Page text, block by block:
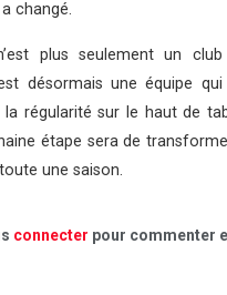
changé.
plus seulement un
désormais une équipe
la régularité sur le haut de
étape sera de
une saison.
connecter pour commenter